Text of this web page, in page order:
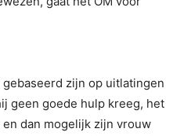
zijn op uitlatingen
geen goede hulp kreeg, het
dan mogelijk zijn vrouw